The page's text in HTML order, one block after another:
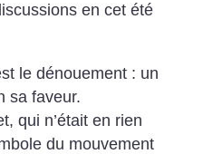
en cet été
le dénouement : un
sa faveur.
qui n’était en rien
du mouvement